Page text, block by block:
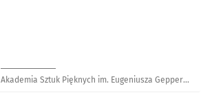
Akademia Sztuk Pięknych im. Eugeniusza Gepperta